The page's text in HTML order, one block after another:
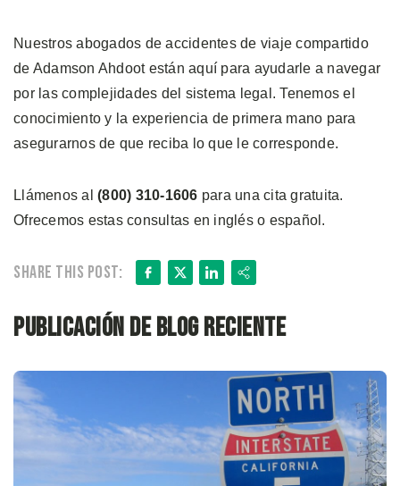
Nuestros abogados de accidentes de viaje compartido
de Adamson Ahdoot están aquí para ayudarle a navegar
por las complejidades del sistema legal. Tenemos el
conocimiento y la experiencia de primera mano para
asegurarnos de que reciba lo que le corresponde.
Llámenos al (800) 310-1606 para una cita gratuita.
Ofrecemos estas consultas en inglés o español.
Share this post: Facebook
X LinkedIn
Share
Publicación de blog reciente